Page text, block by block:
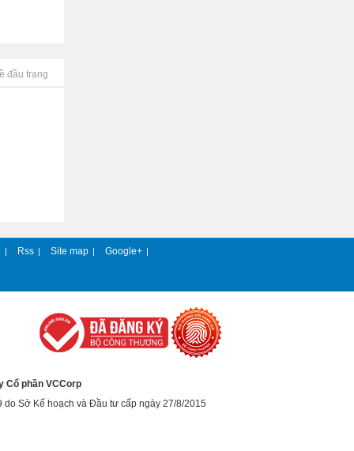
đầu trang
| Rss | Site map | Google+ |
Cổ phần VCCorp
Sở Kế hoạch và Đầu tư cấp ngày 27/8/2015